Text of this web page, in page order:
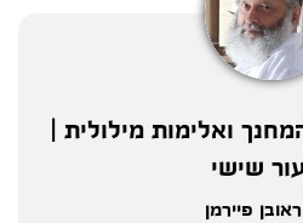
ואלימות מילולית |
שישי
פיירמן